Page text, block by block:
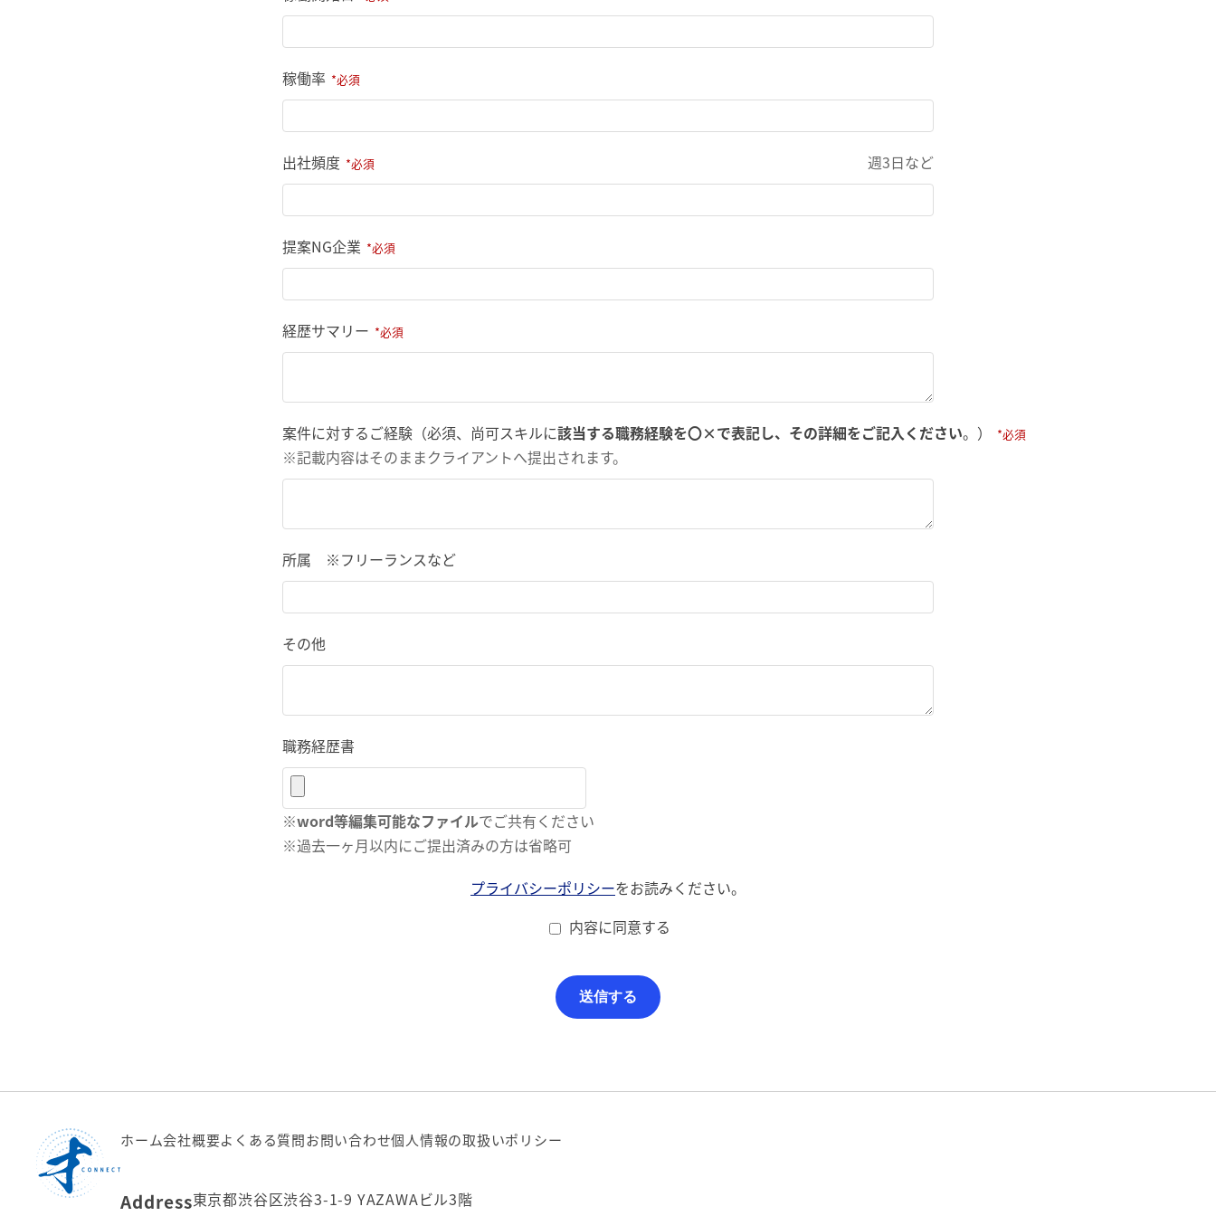
稼働率
出社頻度 週3日など
提案NG企業
経歴サマリー
案件に対するご経験（必須、尚可スキルに該当する職務経験を〇×で表記し、その詳細をご記入ください。）
※記載内容はそのままクライアントへ提出されます。
所属 ※フリーランスなど
その他
職務経歴書
※word等編集可能なファイルでご共有ください
※過去一ヶ月以内にご提出済みの方は省略可
プライバシーポリシーをお読みください。
内容に同意する
ホーム会社概要よくある質問お問い合わせ個人情報の取扱いポリシー
Address東京都渋谷区渋谷3-1-9 YAZAWAビル3階